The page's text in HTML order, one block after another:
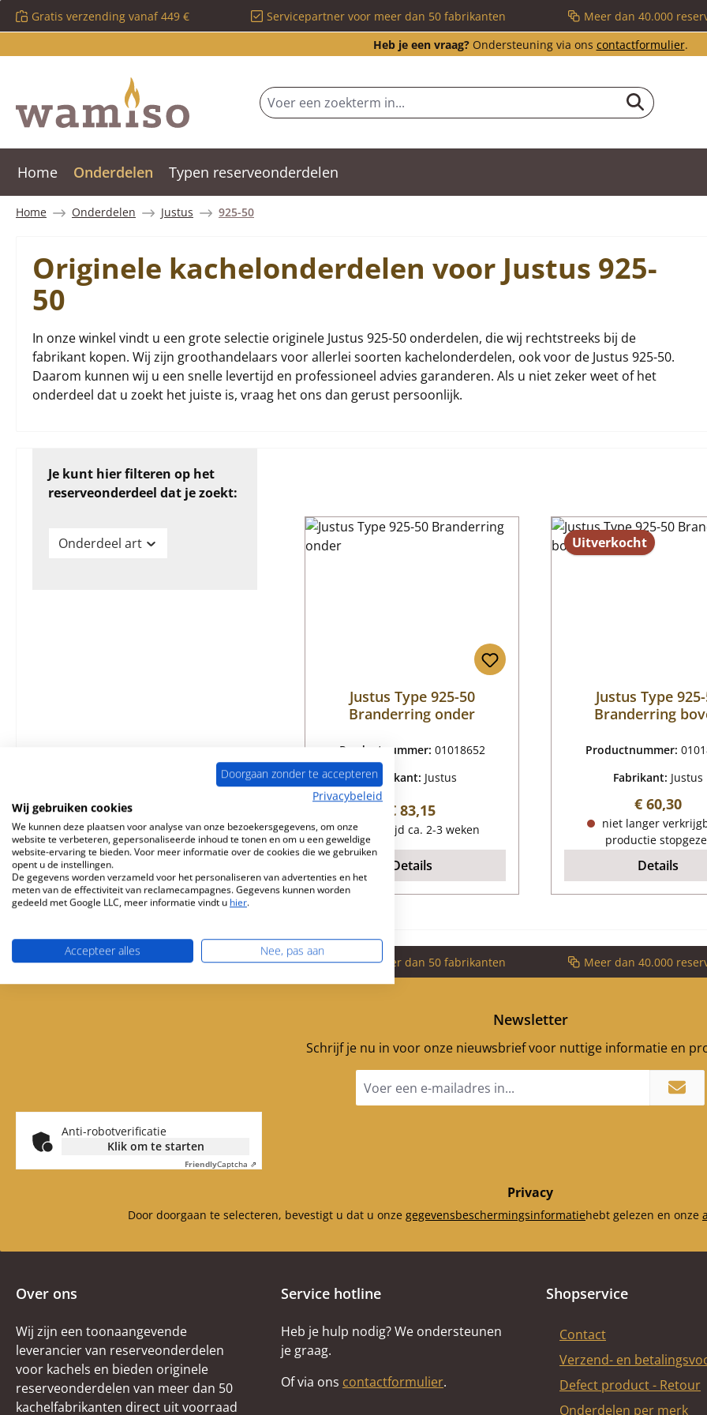
naar de hoofdinhoud
Ga naar de zoekopdracht
Ga naar de hoofdnavigatie
Gratis verzending vanaf 449 € Servicepartner voor meer dan 50 fabrikanten Meer dan 40.000
Heb je een vraag?Ondersteuning via ons contactformulier.
Home Onderdelen Typen reserveonderdelen
Home Onderdelen Justus 925-50
Originele kachelonderdelen voor Justus 925-
50
In onze winkel vindt u een grote selectie originele Justus 925-50 onderdelen, die wij rechtstreeks bij de
fabrikant kopen. Wij zijn groothandelaars voor allerlei soorten kachelonderdelen, ook voor de Justus 925-50.
Daarom kunnen wij u een snelle levertijd en professioneel advies garanderen. Als u niet zeker weet of het
onderdeel dat u zoekt het juiste is, vraag het ons dan gerust persoonlijk.
Je kunt hier filteren op het
reserveonderdeel dat je zoekt:
Onderdeel art
Justus Type 925-50
Branderring onder
Productnummer: 01018652
Fabrikant: Justus
Normale prijs:
€ 83,15
Levertijd ca. 2-3 weken
Details
Uitverkocht
Justus Type
Branderring
Productnummer:
Fabrikant: Justus
Normale
€ 60,30
niet langer
productie
Details
Gratis verzending vanaf 449 € Servicepartner voor meer dan 50 fabrikanten Meer dan 40.000
Newsletter
Schrijf je nu in voor onze nieuwsbrief voor nuttige informatie en
mailadres
Anti-robotverificatie
Klik om te starten
FriendlyCaptcha ⇗
Privacy
Door doorgaan te selecteren, bevestigt u dat u onze gegevensbeschermingsinformatiehebt gelezen en onze
Over ons
Wij zijn een toonaangevende
leverancier van reserveonderdelen
voor kachels en bieden originele
reserveonderdelen van meer dan 50
kachelfabrikanten direct uit voorraad
Service hotline
Heb je hulp nodig? We ondersteunen
je graag.
Of via ons contactformulier.
Shopservice
Contact
Verzend- en
Defect product - Retour
Onderdelen per merk
Doorgaan zonder te accepteren
Privacybeleid
Wij gebruiken cookies
We kunnen deze plaatsen voor analyse van onze bezoekersgegevens, om onze
website te verbeteren, gepersonaliseerde inhoud te tonen en om u een geweldige
website-ervaring te bieden. Voor meer informatie over de cookies die we gebruiken
opent u de instellingen.
De gegevens worden verzameld voor het personaliseren van advertenties en het
meten van de effectiviteit van reclamecampagnes. Gegevens kunnen worden
gedeeld met Google LLC, meer informatie vindt u hier.
Accepteer alles Nee, pas aan